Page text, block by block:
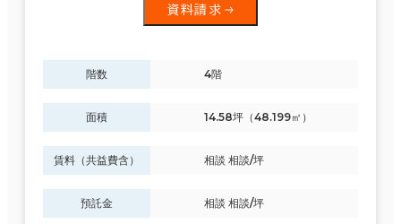
資料請求
階数 4階
面積 14.58坪（48.199㎡）
賃料（共益費含） 相談 相談/坪
預託金 相談 相談/坪